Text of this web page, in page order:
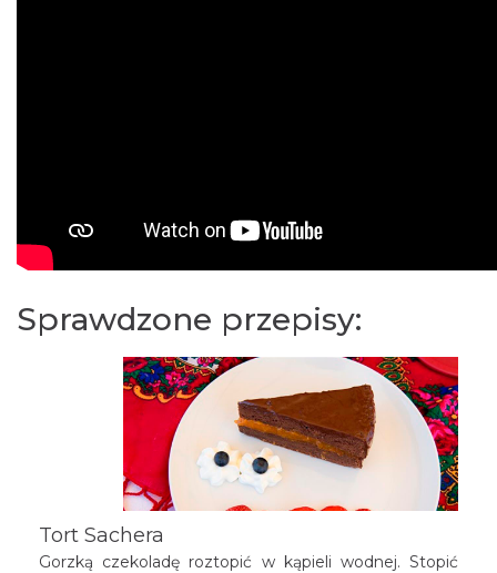
Sprawdzone przepisy:
Tort Sachera
Gorzką czekoladę roztopić w kąpieli wodnej. Stopić